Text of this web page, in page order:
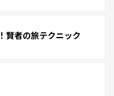
賢者の旅テクニック